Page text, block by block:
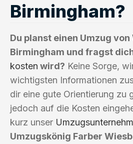
Birmingham?
Du planst einen Umzug
Birmingham und fragst
kosten wird? Keine Sorge,
wichtigsten Informationen
dir eine gute Orientierung zu
jedoch auf die Kosten
kurz unser
Umzugskönig Farber